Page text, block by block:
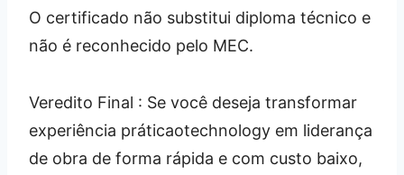
O certificado não substitui diploma técnico e
não é reconhecido pelo MEC.
Veredito Final : Se você deseja transformar
experiência práticaotechnology em liderança
de obra de forma rápida e com custo baixo,